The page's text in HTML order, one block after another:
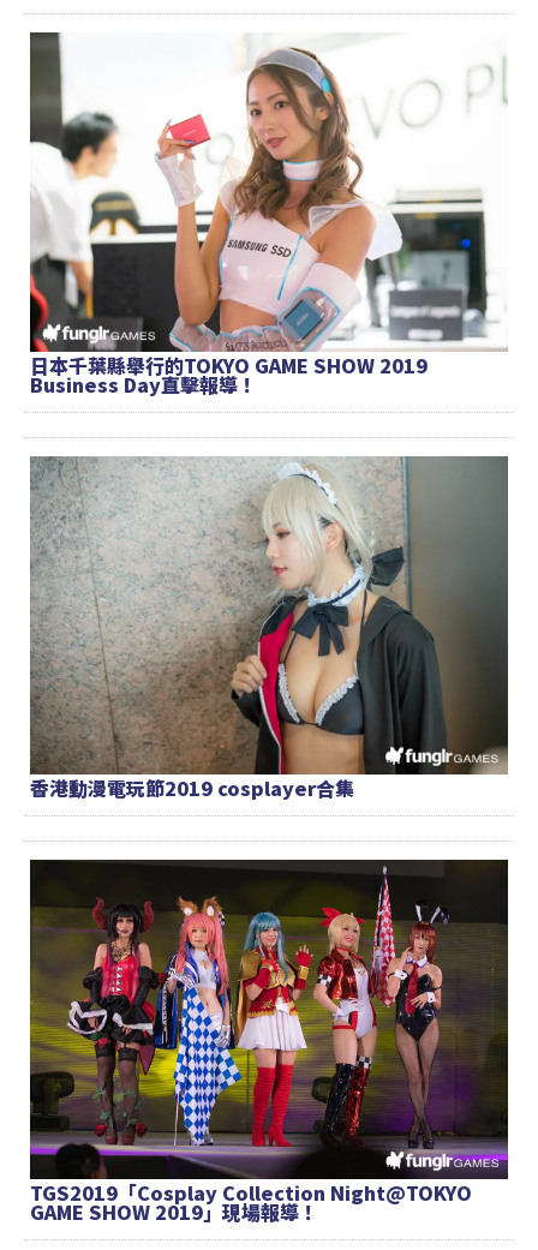
日本千葉縣舉行的TOKYO GAME SHOW 2019
Business Day直擊報導！
香港動漫電玩節2019 cosplayer合集
TGS2019「Cosplay Collection Night@TOKYO
GAME SHOW 2019」現場報導！